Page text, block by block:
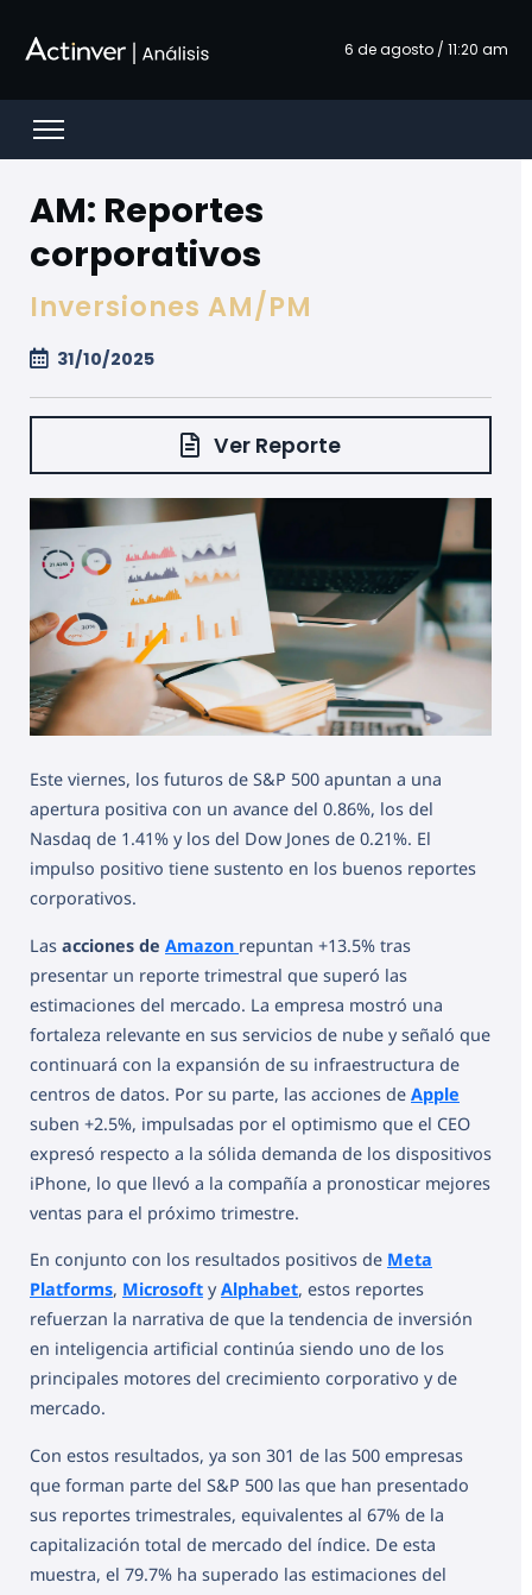
6 de agosto / 11:20 am
Open menu
AM: Reportes
corporativos
Inversiones AM/PM
31/10/2025
Ver Reporte
Este viernes, los futuros de S&P 500 apuntan a una
apertura positiva con un avance del 0.86%, los del
Nasdaq de 1.41% y los del Dow Jones de 0.21%. El
impulso positivo tiene sustento en los buenos reportes
corporativos.
Las acciones de Amazon repuntan +13.5% tras
presentar un reporte trimestral que superó las
estimaciones del mercado. La empresa mostró una
fortaleza relevante en sus servicios de nube y señaló que
continuará con la expansión de su infraestructura de
centros de datos. Por su parte, las acciones de Apple
suben +2.5%, impulsadas por el optimismo que el CEO
expresó respecto a la sólida demanda de los dispositivos
iPhone, lo que llevó a la compañía a pronosticar mejores
ventas para el próximo trimestre.
En conjunto con los resultados positivos de Meta
Platforms, Microsoft yAlphabet, estos reportes
refuerzan la narrativa de que la tendencia de inversión
en inteligencia artificial continúa siendo uno de los
principales motores del crecimiento corporativo y de
mercado.
Con estos resultados, ya son 301 de las 500 empresas
que forman parte del S&P 500 las que han presentado
sus reportes trimestrales, equivalentes al 67% de la
capitalización total de mercado del índice. De esta
muestra, el 79.7% ha superado las estimaciones del